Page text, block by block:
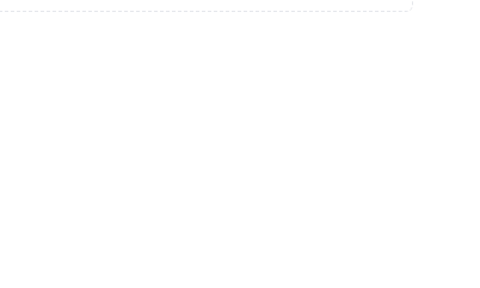
Đường nét mảnh Anime